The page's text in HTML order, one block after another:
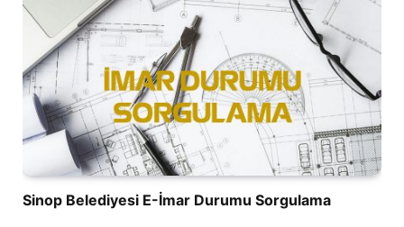
Sinop Belediyesi E-İmar Durumu Sorgulama